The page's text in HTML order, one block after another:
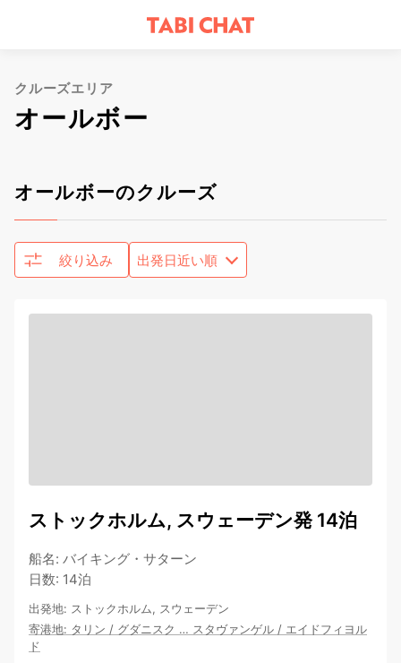
クルーズエリア
オールボー
オールボーのクルーズ
絞り込み
ストックホルム, スウェーデン発 14泊
船名: バイキング・サターン
日数: 14泊
出発地: ストックホルム, スウェーデン
寄港地: タリン / グダニスク … スタヴァンゲル / エイドフィヨル
ド